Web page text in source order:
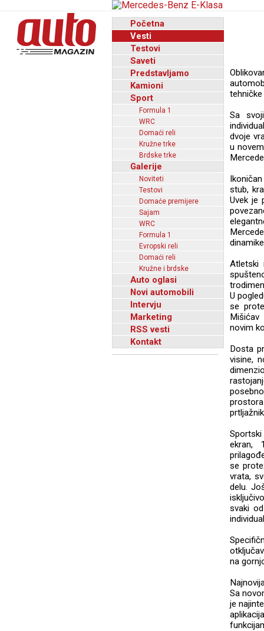
Početna
Vesti
Testovi
Saveti
Predstavljamo
Kamioni
Sport
Formula 1
WRC
Domaći reli
Kružne trke
Brdske trke
Galerije
Noviteti
Testovi
Domaće premijere
Sajam
WRC
Formula 1
Evropski reli
Domaći reli
Kružne i brdske
Auto oglasi
Novi automobili
Intervju
Marketing
RSS vesti
Kontakt
Sa
dvoje
u
stub,
Uvek je
Atletski
U
se
Mišićav
novim
Dosta
visine,
ekran,
se
vrata,
delu.
svaki
na
Sa
je